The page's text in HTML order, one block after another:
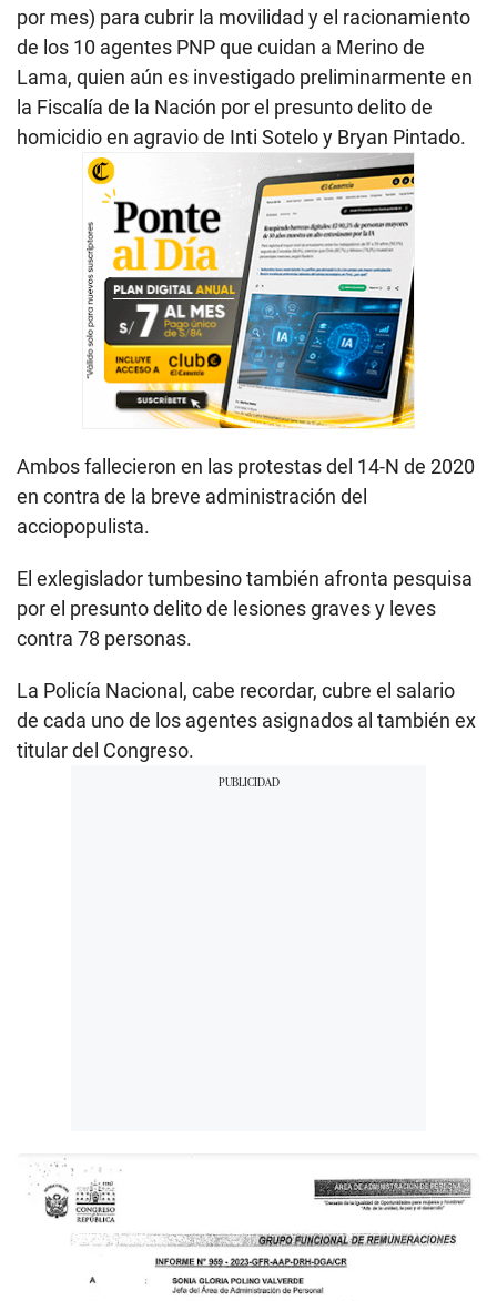
por mes) para cubrir la movilidad y el racionamiento
de los 10 agentes PNP que cuidan a Merino de
Lama, quien aún es investigado preliminarmente en
la Fiscalía de la Nación por el presunto delito de
homicidio en agravio de Inti Sotelo y Bryan Pintado.
Ambos fallecieron en las protestas del 14-N de 2020
en contra de la breve administración del
acciopopulista.
El exlegislador tumbesino también afronta pesquisa
por el presunto delito de lesiones graves y leves
contra 78 personas.
La Policía Nacional, cabe recordar, cubre el salario
de cada uno de los agentes asignados al también ex
titular del Congreso.